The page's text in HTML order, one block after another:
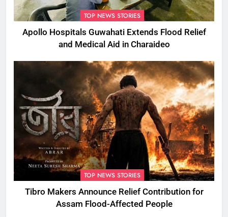
TOP NEWS STORIES
Apollo Hospitals Guwahati Extends Flood Relief
and Medical Aid in Charaideo
TOP NEWS STORIES
Tibro Makers Announce Relief Contribution for
Assam Flood-Affected People